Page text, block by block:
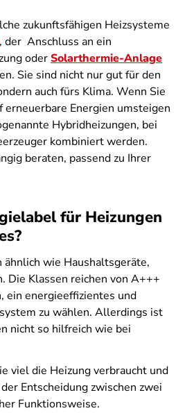
zukunftsfähigen Heizsysteme
, der Anschluss an ein
oderSolarthermie-Anlage
Sie sind nicht nur gut für den
auch fürs Klima. Wenn Sie
Energien umsteigen
Hybridheizungen, bei
kombiniert werden.
beraten, passend zu Ihrer
für Heizungen
ähnlich wie Haushaltsgeräte,
Die Klassen reichen von A+++
ein energieeffizientes und
zu wählen. Allerdings ist
nicht so hilfreich wie bei
viel die Heizung verbraucht und
Entscheidung zwischen zwei
Funktionsweise.